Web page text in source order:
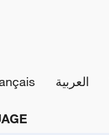
العربية